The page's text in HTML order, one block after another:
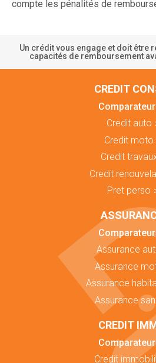
compte les pénalités de
Un crédit vous engage et doit être
capacités de remboursement
CREDIT
Credit auto
Credit moto
Credit
Credit
Pret perso
Assurance
Assurance
Assurance
Assurance
CREDIT
Credit